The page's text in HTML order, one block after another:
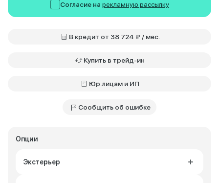
Опции
Экстерьер
Согласие на рекламную рассылку
В кредит от 38 724 ₽ / мес.
Купить в трейд-ин
Юр.лицам и ИП
Сообщить об ошибке